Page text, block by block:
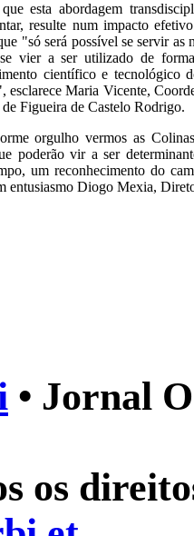
que esta abordagem
resulte num impacto
"só será possível se servir as
vier a ser utilizado de
científico e tecnológico
esclarece Maria Vicente,
Figueira de Castelo Rodrigo.
orgulho vermos as
poderão vir a ser
um reconhecimento do
entusiasmo Diogo Mexia,
• Jornal
os